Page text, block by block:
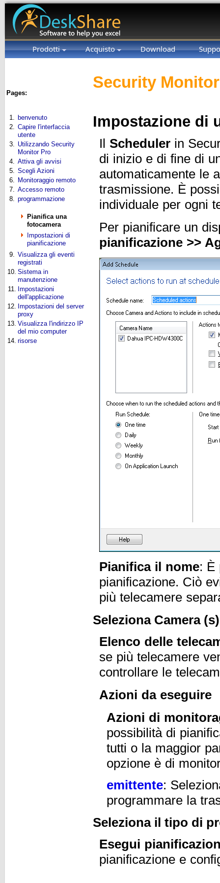
Prodotti Acquisto Download
Pages:
1.
benvenuto
2.
Capire l'interfaccia
utente
3.
Utilizzando Security
Monitor Pro
4.
Attiva gli avvisi
5.
Scegli Azioni
6.
Monitoraggio remoto
7.
Accesso remoto
8.
programmazione
Pianifica una
fotocamera
Impostazioni di
pianificazione
9.
Visualizza gli eventi
registrati
10. Sistema in
manutenzione
11.
Impostazioni
dell'applicazione
12.
Impostazioni del server
proxy
13. Visualizza l'indirizzo IP
del mio computer
14. risorse
Security
Impostazione di
Il Scheduler in
di inizio e di fine di
automaticamente le
trasmissione. È
individuale per ogni
Per pianificare un
pianificazione >>
Pianifica il nome: È
pianificazione. Ciò
più telecamere
Seleziona Camera
Elenco delle
se più telecamere
controllare le
Azioni da eseguire
Azioni di
possibilità di
tutti o la maggior
opzione è di
emittente:
programmare la
Seleziona il tipo di
Esegui
pianificazione e